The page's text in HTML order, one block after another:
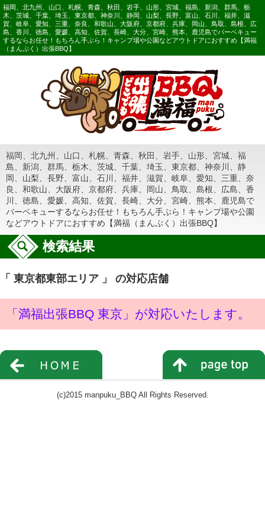
福岡、北九州、山口、札幌、青森、秋田、岩手、山形、宮城、福島、新潟、群馬、栃
木、茨城、千葉、埼玉、東京都、神奈川、静岡、山梨、長野、富山、石川、福井、滋
賀、岐阜、愛知、三重、奈良、和歌山、大阪府、京都府、兵庫、岡山、鳥取、島根、広
島、香川、徳島、愛媛、高知、佐賀、長崎、大分、宮崎、熊本、鹿児島でバーベキュー
するならお任せ！もちろん手ぶら！キャンプ場や公園などアウトドアにおすすめ【満福
（まんぷく）出張BBQ】
福岡、北九州、山口、札幌、青森、秋田、岩手、山形、宮城、福
島、新潟、群馬、栃木、茨城、千葉、埼玉、東京都、神奈川、静
岡、山梨、長野、富山、石川、福井、滋賀、岐阜、愛知、三重、奈
良、和歌山、大阪府、京都府、兵庫、岡山、鳥取、島根、広島、香
川、徳島、愛媛、高知、佐賀、長崎、大分、宮崎、熊本、鹿児島で
バーベキューするならお任せ！もちろん手ぶら！キャンプ場や公園
などアウトドアにおすすめ【満福（まんぷく）出張BBQ】
検索結果
「 東京都東部エリア 」 の対応店舗
「満福出張BBQ 東京」が対応いたします。
(c)2015 manpuku_BBQ All Rights Reserved.